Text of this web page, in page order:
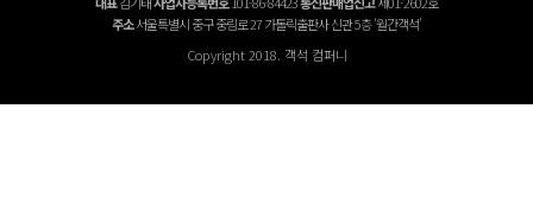
주소서울특별시 중구 중림로 27 가톨릭출판사 신관 5층 '월간객석'
Copyright 2018. 객석 컴퍼니